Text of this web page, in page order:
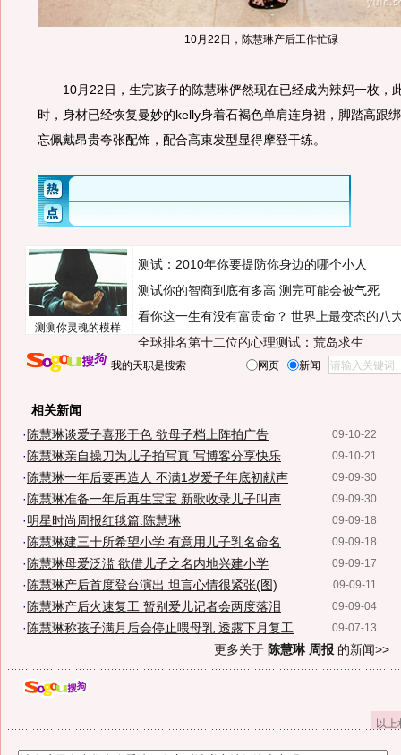
10月22日，陈慧琳产后工作忙碌
10月22日，生完孩子的陈慧琳俨然现在已经成为辣妈一枚，
时，身材已经恢复曼妙的kelly身着石褐色单肩连身裙，脚踏高跟
忘佩戴昂贵夸张配饰，配合高束发型显得摩登干练。
测测你灵魂的模样
测试：2010年你要提防你身边的哪个小人
测试你的智商到底有多高 测完可能会被气死
看你这一生有没有富贵命？ 世界上最变态的八
全球排名第十二位的心理测试：荒岛求生
我的天职是搜索 网页 新闻
相关新闻
09-10-22
· 陈慧琳谈爱子喜形于色 欲母子档上阵拍广告
09-10-21
· 陈慧琳亲自操刀为儿子拍写真 写博客分享快乐
09-09-30
· 陈慧琳一年后要再造人 不满1岁爱子年底初献声
09-09-30
· 陈慧琳准备一年后再生宝宝 新歌收录儿子叫声
09-09-18
·明星时尚周报红毯篇:陈慧琳
09-09-18
· 陈慧琳建三十所希望小学 有意用儿子乳名命名
09-09-17
· 陈慧琳母爱泛滥 欲借儿子之名内地兴建小学
09-09-11
· 陈慧琳产后首度登台演出 坦言心情很紧张(图)
09-09-04
· 陈慧琳产后火速复工 暂别爱儿记者会两度落泪
09-07-13
· 陈慧琳称孩子满月后会停止喂母乳 透露下月复工
更多关于 陈慧琳 周报 的新闻>>
以